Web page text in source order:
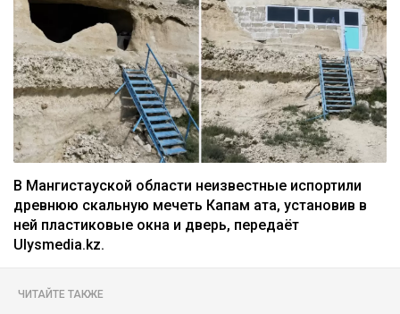
В Мангистауской области неизвестные испортили
древнюю скальную мечеть Капам ата, установив в
ней пластиковые окна и дверь, передаёт
Ulysmedia.kz.
ЧИТАЙТЕ ТАКЖЕ